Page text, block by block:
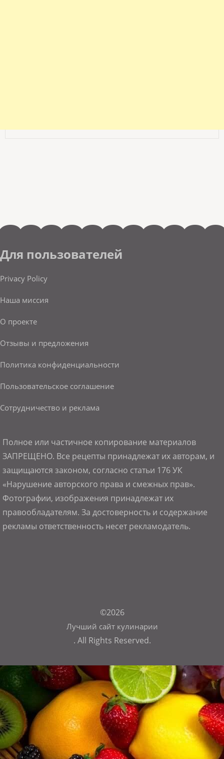
Для пользователей
Privacy Policy
Наша миссия
О проекте
Отзывы и предложения
Политика конфиденциальности
Пользовательское соглашение
Сотрудничество и реклама
Полное или частичное копирование материалов
ЗАПРЕЩЕНО. Все рецепты принадлежат их авторам, и
защищаются законом, согласно статьи 176 УК
«Нарушение авторского права и смежных прав».
Фотографии, изображения принадлежат их
правообладателям. За достоверность и содержание
рекламы ответственность несет рекламодатель.
©2026
Лучший сайт кулинарии
. All Rights Reserved.